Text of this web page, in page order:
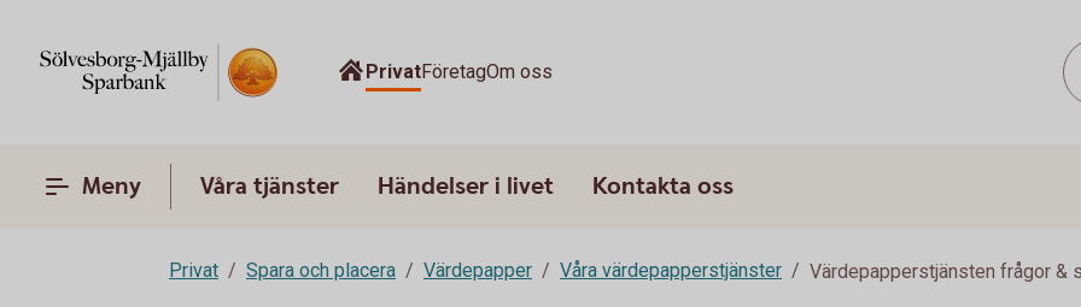
PrivatFöretagOm oss
Meny Våra tjänster Händelser i livet Kontakta oss
Privat Spara och placera Värdepapper Våra värdepapperstjänster Värdepapperstjänsten frågor &